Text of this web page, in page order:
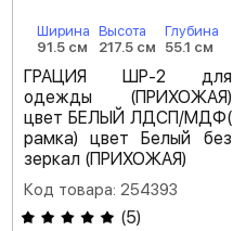
Ширина
91.5 см
Высота
217.5 см
Глубина
55.1 см
ГРАЦИЯ ШР-2 для
одежды (ПРИХОЖАЯ)
цвет БЕЛЫЙ ЛДСП/МДФ(
рамка) цвет Белый без
зеркал (ПРИХОЖАЯ)
Код товара: 254393
(5)